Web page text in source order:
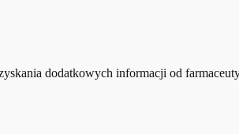
dodatkowych informacji od